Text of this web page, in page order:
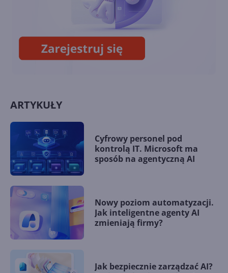
Październikowa aktualizacja
opcjonalna Windows 10 22H2
(build 19045.5073)
ARTYKUŁY
Cyfrowy personel pod
kontrolą IT. Microsoft ma
sposób na agentyczną AI
Nowy poziom automatyzacji.
Jak inteligentne agenty AI
zmieniają firmy?
Jak bezpiecznie zarządzać AI?